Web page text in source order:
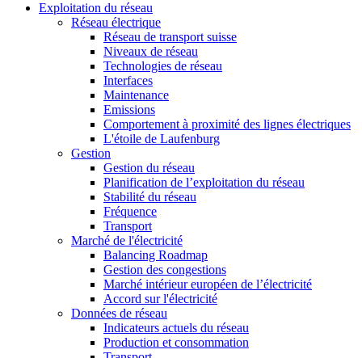
Exploitation du réseau
Réseau électrique
Réseau de transport suisse
Niveaux de réseau
Technologies de réseau
Interfaces
Maintenance
Emissions
Comportement à proximité des lignes électriques
L'étoile de Laufenburg
Gestion
Gestion du réseau
Planification de l’exploitation du réseau
Stabilité du réseau
Fréquence
Transport
Marché de l'électricité
Balancing Roadmap
Gestion des congestions
Marché intérieur européen de l’électricité
Accord sur l'électricité
Données de réseau
Indicateurs actuels du réseau
Production et consommation